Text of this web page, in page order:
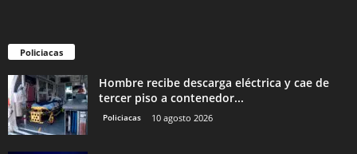
Policiacas
Hombre recibe descarga eléctrica y cae de
tercer piso a contenedor...
Policiacas 10 agosto 2026